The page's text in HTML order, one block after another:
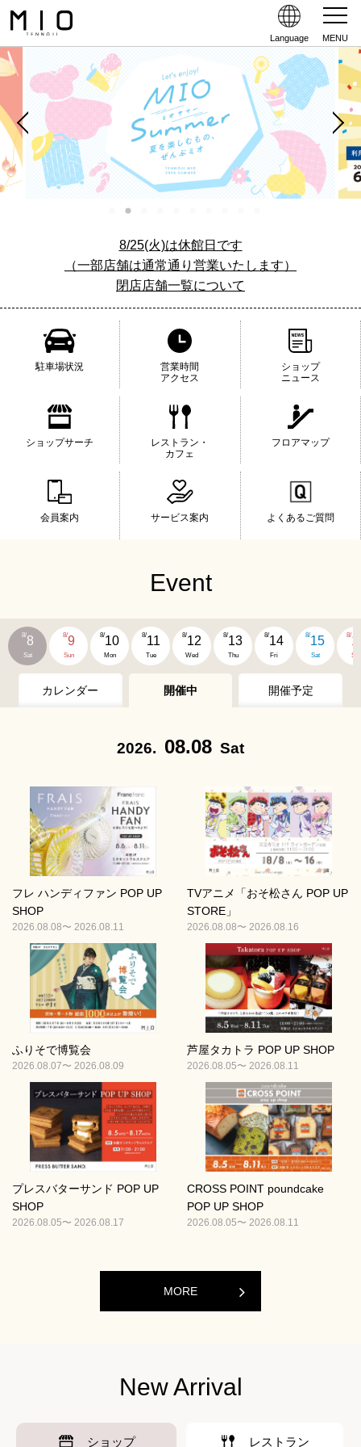
Language MENU
8/25(火)は休館日です
（一部店舗は通常通り営業いたします）
閉店店舗一覧について
駐車場状況
営業時間
アクセス
ショップ
ニュース
ショップサーチ
レストラン・
カフェ
フロアマップ
会員案内 サービス案内 よくあるご質問
Event
8/8
Sat
8/9
Sun
8/10
Mon
8/11
Tue
8/12
Wed
8/13
Thu
8/14
Fri
8/15
Sat
8/
Sun
カレンダー 開催中 開催予定
2026. 08.08 Sat
フレ ハンディファン POP UP
SHOP
2026.08.08〜 2026.08.11
TVアニメ「おそ松さん POP UP
STORE」
2026.08.08〜 2026.08.16
ふりそで博覧会
2026.08.07〜 2026.08.09
芦屋タカトラ POP UP SHOP
2026.08.05〜 2026.08.11
プレスバターサンド POP UP
SHOP
2026.08.05〜 2026.08.17
CROSS POINT poundcake
POP UP SHOP
2026.08.05〜 2026.08.11
MORE
New Arrival
ショップ レストラン